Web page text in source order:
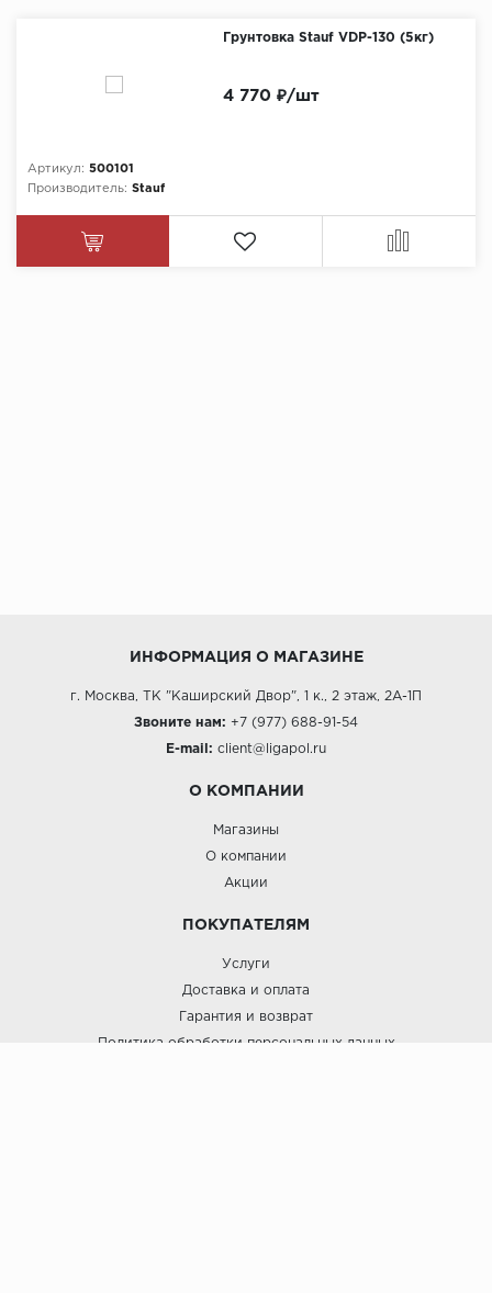
Грунтовка Stauf VDP-130 (5кг)
Артикул: 500101
Производитель: Stauf
4 770 ₽/шт
ИНФОРМАЦИЯ О МАГАЗИНЕ
г. Москва, ТК "Каширский Двор", 1 к., 2 этаж, 2А-1П
Звоните нам: +7 (977) 688-91-54
E-mail: client@ligapol.ru
О КОМПАНИИ
Магазины
О компании
Акции
ПОКУПАТЕЛЯМ
Услуги
Доставка и оплата
Гарантия и возврат
Политика обработки персональных данных